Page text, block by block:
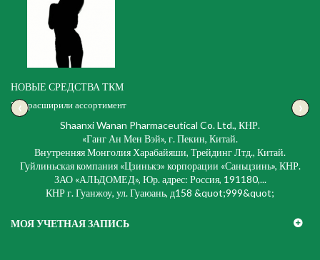
НОВЫЕ СРЕДСТВА ТКМ
Мы расширили ассортимент
‹ ›
Shaanxi Wanan Pharmaceutical Co. Ltd., КНР.
«Ганг Ан Мен Вэй», г. Пекин, Китай.
Внутренняя Монголия Харабайяши, Трейдинг Лтд., Китай.
Гуйлиньская компания «Цзинькэ» корпорации «Саньцзинь», КНР.
ЗАО «АЛЬДОМЕД», Юр. адрес: Россия, 191180,...
КНР г. Гуанжоу, ул. Гуаюань, д158 &quot;999&quot;
МОЯ УЧЕТНАЯ ЗАПИСЬ